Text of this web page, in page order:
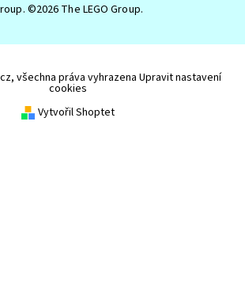
©2026 The LEGO Group.
všechna práva vyhrazena Upravit nastavení
cookies
Vytvořil Shoptet